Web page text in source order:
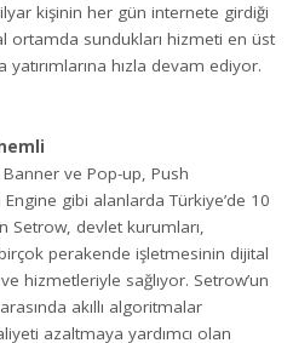
kişinin her gün internete girdiği
ortamda sundukları hizmeti en üst
hızla devam ediyor.
Banner ve Pop-up, Push
gibi alanlarda Türkiye’de 10
Setrow, devlet kurumları,
perakende işletmesinin dijital
hizmetleriyle sağlıyor. Setrow’un
akıllı algoritmalar
azaltmaya yardımcı olan